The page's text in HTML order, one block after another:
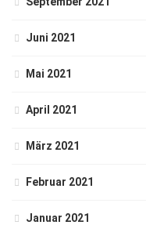
Juni 2021
Mai 2021
April 2021
März 2021
Februar 2021
Januar 2021